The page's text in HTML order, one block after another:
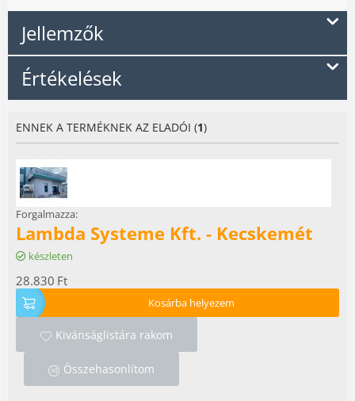
Jellemzők
Értékelések
ENNEK A TERMÉKNEK AZ ELADÓI (1)
Forgalmazza:
Lambda Systeme Kft. - Kecskemét
készleten
28.830 Ft
Kosárba helyezem
Kivánságlistára rakom
Összehasonlítom